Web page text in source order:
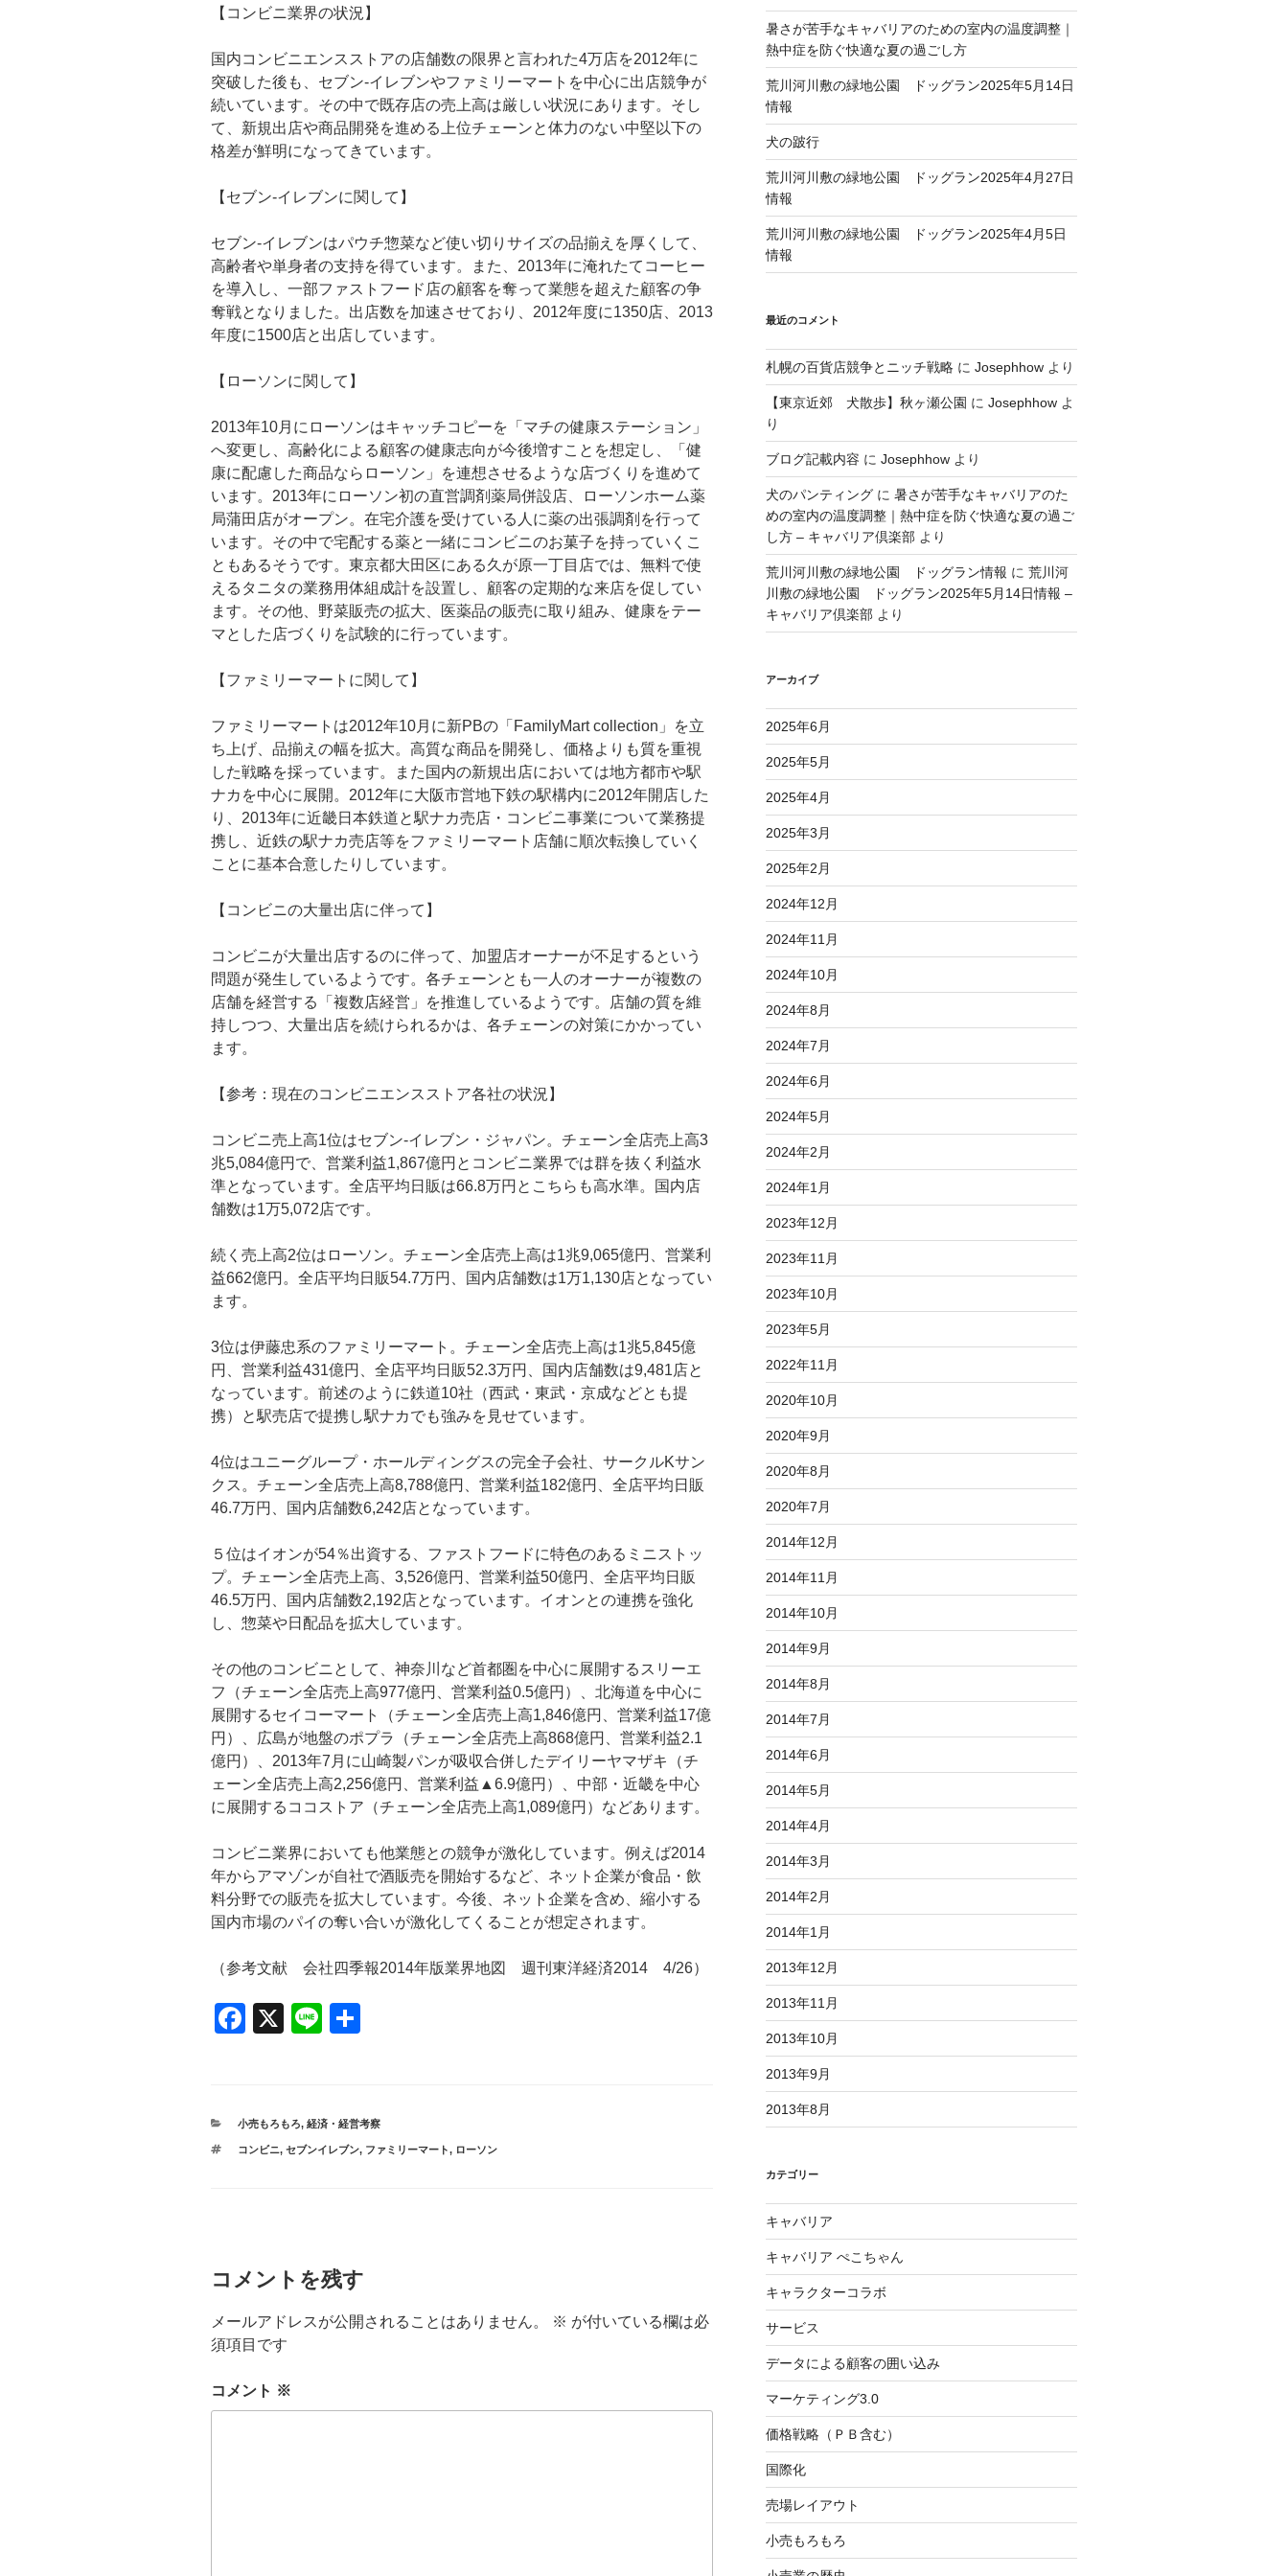
【コンビニ業界の状況】
国内コンビニエンスストアの店舗数の限界と言われた4万店を2012年に
突破した後も、セブン-イレブンやファミリーマートを中心に出店競争が
続いています。その中で既存店の売上高は厳しい状況にあります。そし
て、新規出店や商品開発を進める上位チェーンと体力のない中堅以下の
格差が鮮明になってきています。
【セブン-イレブンに関して】
セブン-イレブンはパウチ惣菜など使い切りサイズの品揃えを厚くして、
高齢者や単身者の支持を得ています。また、2013年に淹れたてコーヒー
を導入し、一部ファストフード店の顧客を奪って業態を超えた顧客の争
奪戦となりました。出店数を加速させており、2012年度に1350店、2013
年度に1500店と出店しています。
【ローソンに関して】
2013年10月にローソンはキャッチコピーを「マチの健康ステーション」
へ変更し、高齢化による顧客の健康志向が今後増すことを想定し、「健
康に配慮した商品ならローソン」を連想させるような店づくりを進めて
います。2013年にローソン初の直営調剤薬局併設店、ローソンホーム薬
局蒲田店がオープン。在宅介護を受けている人に薬の出張調剤を行って
います。その中で宅配する薬と一緒にコンビニのお菓子を持っていくこ
ともあるそうです。東京都大田区にある久が原一丁目店では、無料で使
えるタニタの業務用体組成計を設置し、顧客の定期的な来店を促してい
ます。その他、野菜販売の拡大、医薬品の販売に取り組み、健康をテー
マとした店づくりを試験的に行っています。
【ファミリーマートに関して】
ファミリーマートは2012年10月に新PBの「FamilyMart collection」を立
ち上げ、品揃えの幅を拡大。高質な商品を開発し、価格よりも質を重視
した戦略を採っています。また国内の新規出店においては地方都市や駅
ナカを中心に展開。2012年に大阪市営地下鉄の駅構内に2012年開店した
り、2013年に近畿日本鉄道と駅ナカ売店・コンビニ事業について業務提
携し、近鉄の駅ナカ売店等をファミリーマート店舗に順次転換していく
ことに基本合意したりしています。
【コンビニの大量出店に伴って】
コンビニが大量出店するのに伴って、加盟店オーナーが不足するという
問題が発生しているようです。各チェーンとも一人のオーナーが複数の
店舗を経営する「複数店経営」を推進しているようです。店舗の質を維
持しつつ、大量出店を続けられるかは、各チェーンの対策にかかってい
ます。
【参考：現在のコンビニエンスストア各社の状況】
コンビニ売上高1位はセブン-イレブン・ジャパン。チェーン全店売上高3
兆5,084億円で、営業利益1,867億円とコンビニ業界では群を抜く利益水
準となっています。全店平均日販は66.8万円とこちらも高水準。国内店
舗数は1万5,072店です。
続く売上高2位はローソン。チェーン全店売上高は1兆9,065億円、営業利
益662億円。全店平均日販54.7万円、国内店舗数は1万1,130店となってい
ます。
3位は伊藤忠系のファミリーマート。チェーン全店売上高は1兆5,845億
円、営業利益431億円、全店平均日販52.3万円、国内店舗数は9,481店と
なっています。前述のように鉄道10社（西武・東武・京成などとも提
携）と駅売店で提携し駅ナカでも強みを見せています。
4位はユニーグループ・ホールディングスの完全子会社、サークルKサン
クス。チェーン全店売上高8,788億円、営業利益182億円、全店平均日販
46.7万円、国内店舗数6,242店となっています。
５位はイオンが54％出資する、ファストフードに特色のあるミニストッ
プ。チェーン全店売上高、3,526億円、営業利益50億円、全店平均日販
46.5万円、国内店舗数2,192店となっています。イオンとの連携を強化
し、惣菜や日配品を拡大しています。
その他のコンビニとして、神奈川など首都圏を中心に展開するスリーエ
フ（チェーン全店売上高977億円、営業利益0.5億円）、北海道を中心に
展開するセイコーマート（チェーン全店売上高1,846億円、営業利益17億
円）、広島が地盤のポプラ（チェーン全店売上高868億円、営業利益2.1
億円）、2013年7月に山崎製パンが吸収合併したデイリーヤマザキ（チ
ェーン全店売上高2,256億円、営業利益▲6.9億円）、中部・近畿を中心
に展開するココストア（チェーン全店売上高1,089億円）などあります。
コンビニ業界においても他業態との競争が激化しています。例えば2014
年からアマゾンが自社で酒販売を開始するなど、ネット企業が食品・飲
料分野での販売を拡大しています。今後、ネット企業を含め、縮小する
国内市場のパイの奪い合いが激化してくることが想定されます。
（参考文献 会社四季報2014年版業界地図 週刊東洋経済2014 4/26）
F
e
b
X
Li
カ
ゴ
小売もろもろ, 経済・経営考察
タ
コンビニ, セブンイレブン, ファミリーマート, ローソン
コメントを残す
メールアドレスが公開されることはありません。 ※ が付いている欄は必
須項目です
コメント ※
暑さが苦手なキャバリアのための室内の温度調整｜
熱中症を防ぐ快適な夏の過ごし方
荒川河川敷の緑地公園 ドッグラン2025年5月14日
情報
犬の跛行
荒川河川敷の緑地公園 ドッグラン2025年4月27日
情報
荒川河川敷の緑地公園 ドッグラン2025年4月5日
情報
最近のコメント
札幌の百貨店競争とニッチ戦略に Josephhowより
【東京近郊 犬散歩】秋ヶ瀬公園 に Josephhowよ
り
ブログ記載内容 に Josephhowより
犬のパンティングに 暑さが苦手なキャバリアのた
めの室内の温度調整｜熱中症を防ぐ快適な夏の過ご
し方 – キャバリア倶楽部より
荒川河川敷の緑地公園 ドッグラン情報 に 荒川河
川敷の緑地公園 ドッグラン2025年5月14日情報 –
キャバリア倶楽部より
アーカイブ
2025年6月
2025年5月
2025年4月
2025年3月
2025年2月
2024年12月
2024年11月
2024年10月
2024年8月
2024年7月
2024年6月
2024年5月
2024年2月
2024年1月
2023年12月
2023年11月
2023年10月
2023年5月
2022年11月
2020年10月
2020年9月
2020年8月
2020年7月
2014年12月
2014年11月
2014年10月
2014年9月
2014年8月
2014年7月
2014年6月
2014年5月
2014年4月
2014年3月
2014年2月
2014年1月
2013年12月
2013年11月
2013年10月
2013年9月
2013年8月
カテゴリー
キャバリア
キャバリア ぺこちゃん
キャラクターコラボ
サービス
データによる顧客の囲い込み
マーケティング3.0
価格戦略（ＰＢ含む）
国際化
売場レイアウト
小売もろもろ